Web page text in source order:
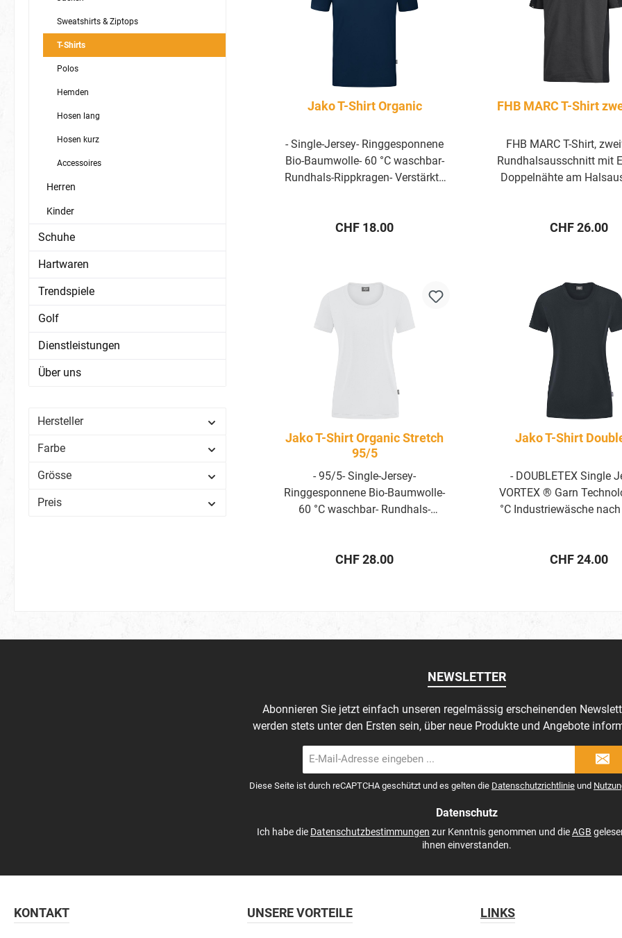
Sweatshirts & Ziptops
T-Shirts
Polos
Hemden
Hosen lang
Hosen kurz
Accessoires
Herren
Kinder
Schuhe
Hartwaren
Trendspiele
Golf
Dienstleistungen
Über uns
Hersteller
Farbe
Grösse
Preis
Jako T-Shirt Organic
- Single-Jersey- Ringgesponnene
Bio-Baumwolle- 60 °C waschbar-
Rundhals-Rippkragen- Verstärkte
JAKO Größenlabel im Nacken-
Viskose- 160 g/qm
Regulärer Preis:
CHF 18.00
FHB MARC T-Shirt
FHB MARC T-Shirt,
Rundhalsausschnitt mit
Doppelnähte am
und Doppellage in
Regulärer
CHF 26.00
Jako T-Shirt Organic Stretch
95/5
- 95/5- Single-Jersey-
Ringgesponnene Bio-Baumwolle-
60 °C waschbar- Rundhals-
Schulternähte-
170 g/m²
Regulärer Preis:
CHF 28.00
Jako T-Shirt
- DOUBLETEX Single
VORTEX ® Garn
°C Industriewäsche nach
Aufhängebänder in
Flaglabel an der linken
Regulärer
CHF 24.00
NEWSLETTER
Abonnieren Sie jetzt einfach unseren regelmässig erscheinenden
werden stets unter den Ersten sein, über neue Produkte und Angebote
Mail-
*
Diese Seite ist durch reCAPTCHA geschützt und es gelten die Datenschutzrichtlinie und
Datenschutz
Ich habe die Datenschutzbestimmungen zur Kenntnis genommen und dieAGB
ihnen einverstanden.
KONTAKT UNSERE VORTEILE LINKS